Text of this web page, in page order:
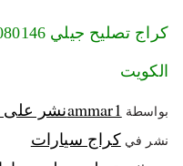
الكويت
بواسطة ammar1نشر على
نشر في كراج سيارات